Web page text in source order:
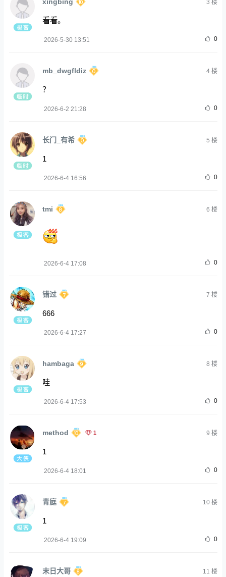
3 楼
看看。
2026-5-30 13:51 0
mb_dwgfldiz 4楼
？
2026-6-2 21:28 0
长门_有希 5 楼
1
2026-6-4 16:56 0
tmi 6 楼
2026-6-4 17:08 0
错过 7 楼
666
2026-6-4 17:27 0
hambaga 8 楼
哇
2026-6-4 17:53 0
method 1 9 楼
1
2026-6-4 18:01 0
青庭 10楼
1
2026-6-4 19:09 0
末日大哥 11 楼